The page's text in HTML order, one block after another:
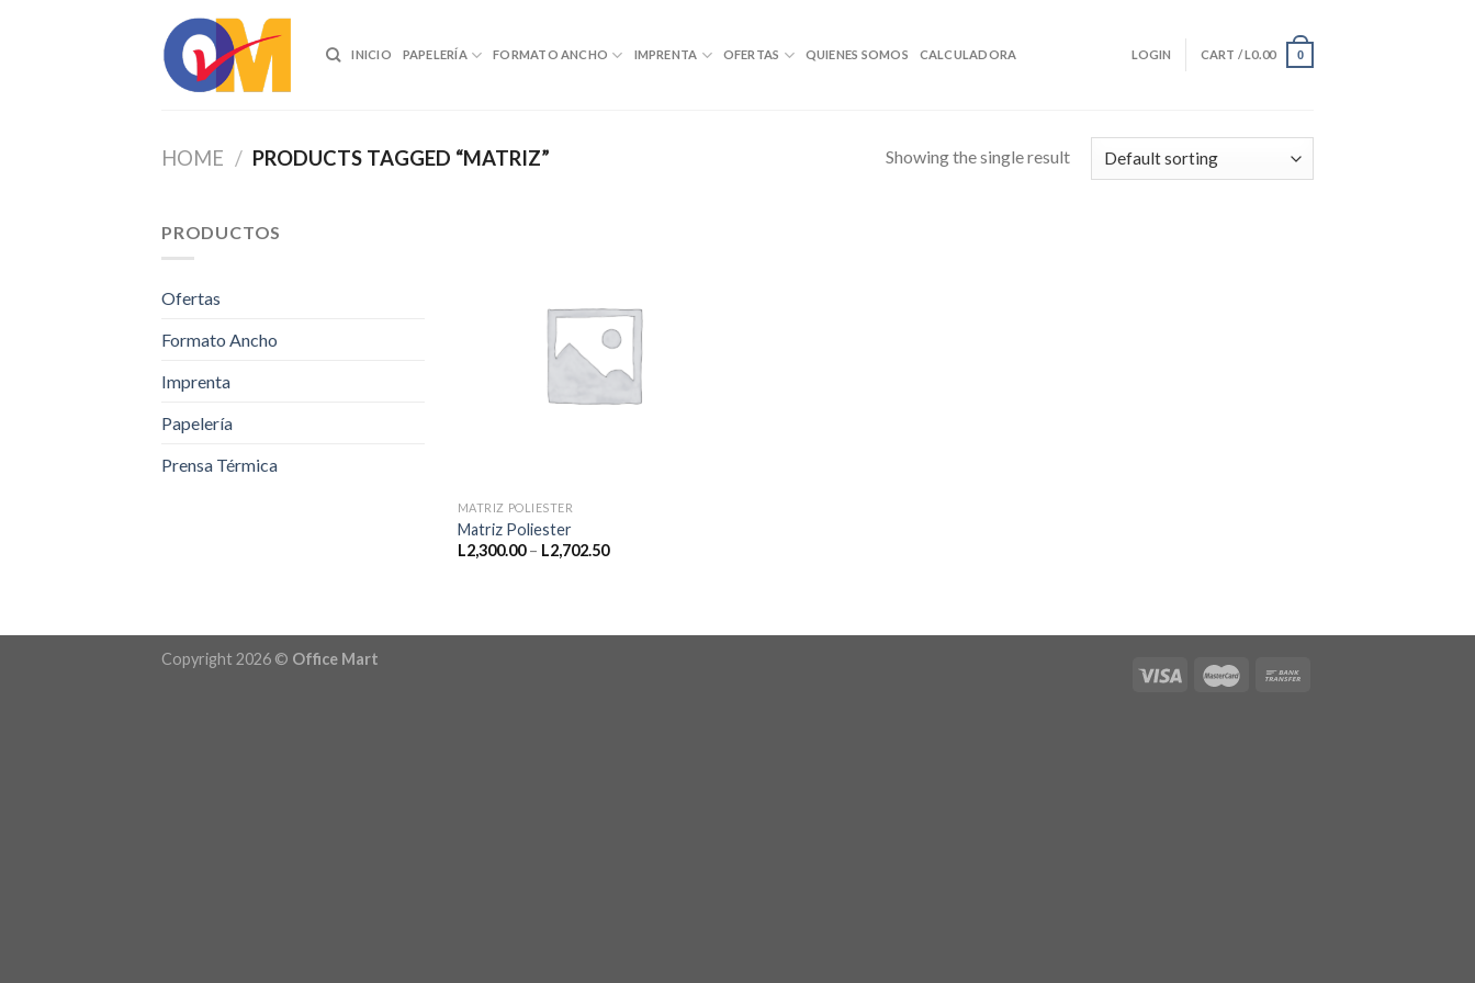
INICIO PAPELERÍA FORMATO ANCHO IMPRENTA OFERTAS QUIENES SOMOS CALCULADORA LOGIN CART /L0.00 0
HOME / PRODUCTS TAGGED “MATRIZ” Showing the single result
PRODUCTOS
Ofertas
Formato Ancho
Imprenta
Papelería
Prensa Térmica
MATRIZ POLIESTER
Matriz Poliester
L2,300.00 – L2,702.50Price
Copyright 2026 © Office Mart